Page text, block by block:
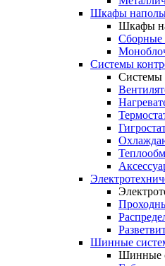
Шкафы
Шкафы
Сборные
Системы
Системы
Шинные
Шинные